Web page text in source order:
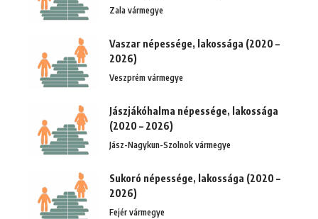
Zala vármegye
Vaszar népessége, lakossága (2020 –
2026)
Veszprém vármegye
Jászjákóhalma népessége, lakossága
(2020 – 2026)
Jász-Nagykun-Szolnok vármegye
Sukoró népessége, lakossága (2020 –
2026)
Fejér vármegye